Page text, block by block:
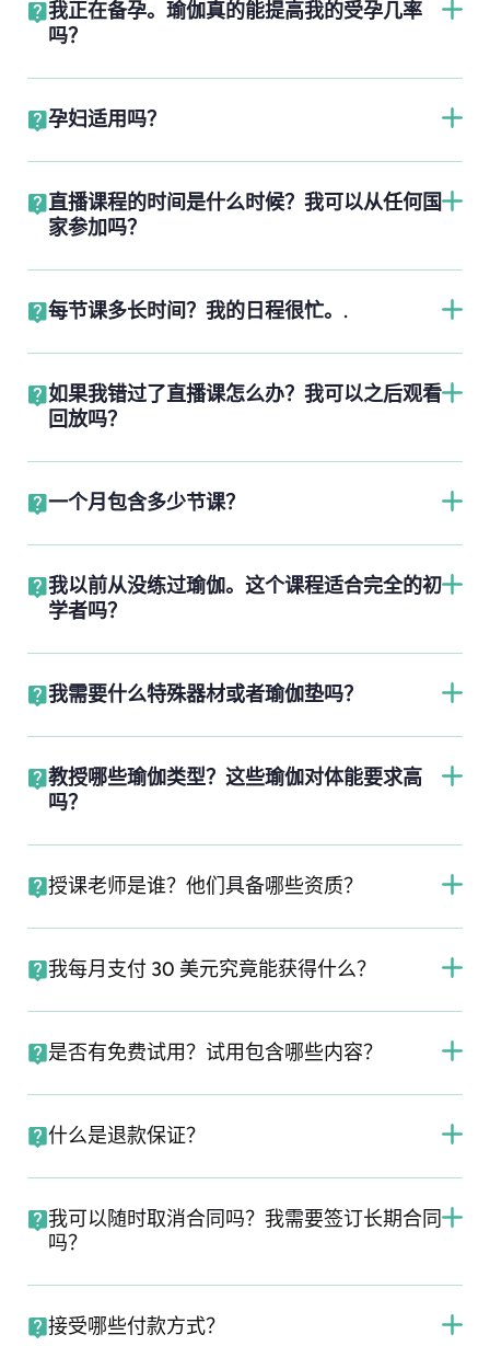
我正在备孕。瑜伽真的能提高我的受孕几率
吗？
孕妇适用吗？
直播课程的时间是什么时候？我可以从任何国
家参加吗？
每节课多长时间？我的日程很忙。.
如果我错过了直播课怎么办？我可以之后观看
回放吗？
一个月包含多少节课？
我以前从没练过瑜伽。这个课程适合完全的初
学者吗？
我需要什么特殊器材或者瑜伽垫吗？
教授哪些瑜伽类型？这些瑜伽对体能要求高
吗？
授课老师是谁？他们具备哪些资质？
我每月支付 30 美元究竟能获得什么？
是否有免费试用？试用包含哪些内容？
什么是退款保证？
我可以随时取消合同吗？我需要签订长期合同
吗？
接受哪些付款方式？